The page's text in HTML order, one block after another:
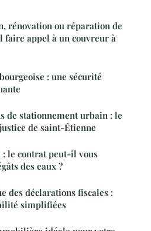
rénovation ou réparation de
appel à un couvreur à
: une sécurité
de stationnement urbain : le
de saint-Étienne
: le contrat peut-il vous
des eaux ?
des déclarations fiscales :
simplifiées